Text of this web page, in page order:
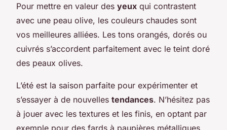
Pour mettre en valeur des yeux qui contrastent
avec une peau olive, les couleurs chaudes sont
vos meilleures alliées. Les tons orangés, dorés ou
cuivrés s’accordent parfaitement avec le teint doré
des peaux olives.
L’été est la saison parfaite pour expérimenter et
s’essayer à de nouvelles tendances. N’hésitez pas
à jouer avec les textures et les finis, en optant par
exemple pour des fards à paupières métalliques